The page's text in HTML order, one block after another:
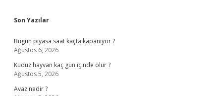
Sidebar
Son Yazılar
Bugün piyasa saat kaçta kapanıyor ?
Ağustos 6, 2026
Kuduz hayvan kaç gün içinde ölür ?
Ağustos 5, 2026
Avaz nedir ?